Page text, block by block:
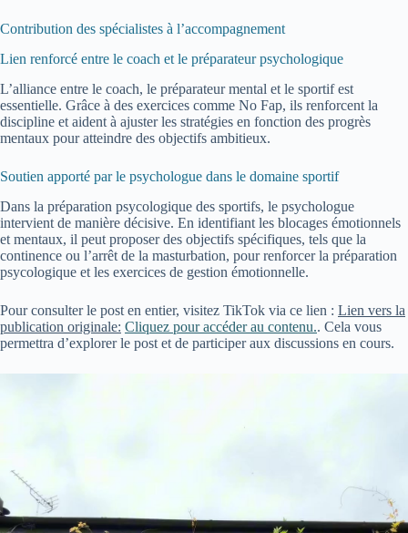
Contribution des spécialistes à l’accompagnement
Lien renforcé entre le coach et le préparateur psychologique
L’alliance entre le coach, le préparateur mental et le sportif est
essentielle. Grâce à des exercices comme No Fap, ils renforcent la
discipline et aident à ajuster les stratégies en fonction des progrès
mentaux pour atteindre des objectifs ambitieux.
Soutien apporté par le psychologue dans le domaine sportif
Dans la préparation psycologique des sportifs, le psychologue
intervient de manière décisive. En identifiant les blocages émotionnels
et mentaux, il peut proposer des objectifs spécifiques, tels que la
continence ou l’arrêt de la masturbation, pour renforcer la préparation
psycologique et les exercices de gestion émotionnelle.
Pour consulter le post en entier, visitez TikTok via ce lien : Lien vers la
publication originale: Cliquez pour accéder au contenu.. Cela vous
permettra d’explorer le post et de participer aux discussions en cours.